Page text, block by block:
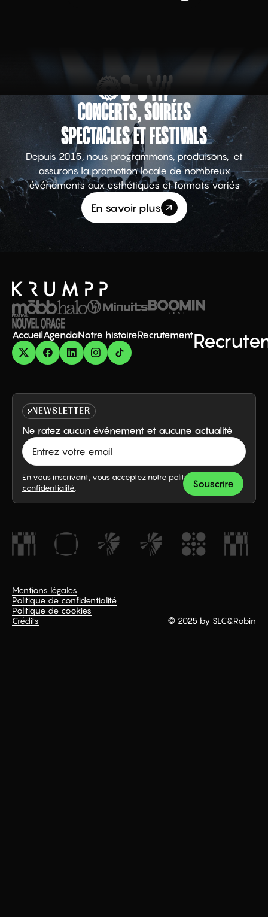
CONCERTS, SOIRÉES
SPECTACLES ET FESTIVALS
Depuis 2015, nous programmons, produisons, et
assurons la promotion locale de nombreux
événements aux esthétiques et formats variés
En savoir plus
AccueilAgendaNotre histoireRecrutement
NEWSLETTER
Ne ratez aucun événement et aucune actualité
En vous inscrivant, vous acceptez notre politique de
confidentialité
Mentions légales
Politique de confidentialité
Politique de cookies
Crédits
© 2025 by SLC&Robin